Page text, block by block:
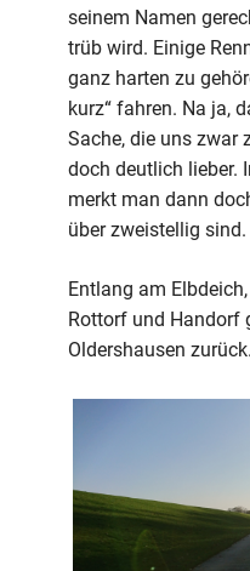
seinem Namen
trüb wird. Einige
ganz harten zu
kurz“ fahren. Na ja,
Sache, die uns zwar
doch deutlich lieber.
merkt man dann
über zweistellig sind.
Entlang am
Rottorf und Handorf
Oldershausen zurück.